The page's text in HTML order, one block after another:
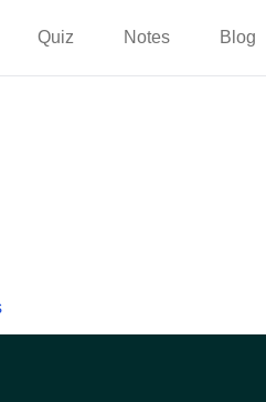
Quiz Notes Blog